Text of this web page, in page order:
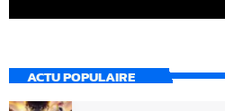
ACTU POPULAIRE